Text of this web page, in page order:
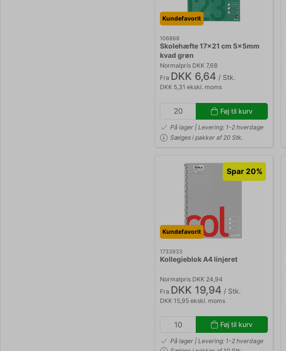
Kundefavorit
106868
Skolehæfte 17x21 cm 5x5mm
kvad grøn
Normalpris DKK 7,68
Fra DKK 6,64 / Stk.
DKK 5,31 ekskl. moms
Føj til kurv
På lager | Levering: 1-2 hverdage
Sælges i pakker af 20 Stk.
Kundefavorit
Spar 20%
1733933
Kollegieblok A4 linjeret
Normalpris DKK 24,94
Fra DKK 19,94 / Stk.
DKK 15,95 ekskl. moms
Føj til kurv
På lager | Levering: 1-2 hverdage